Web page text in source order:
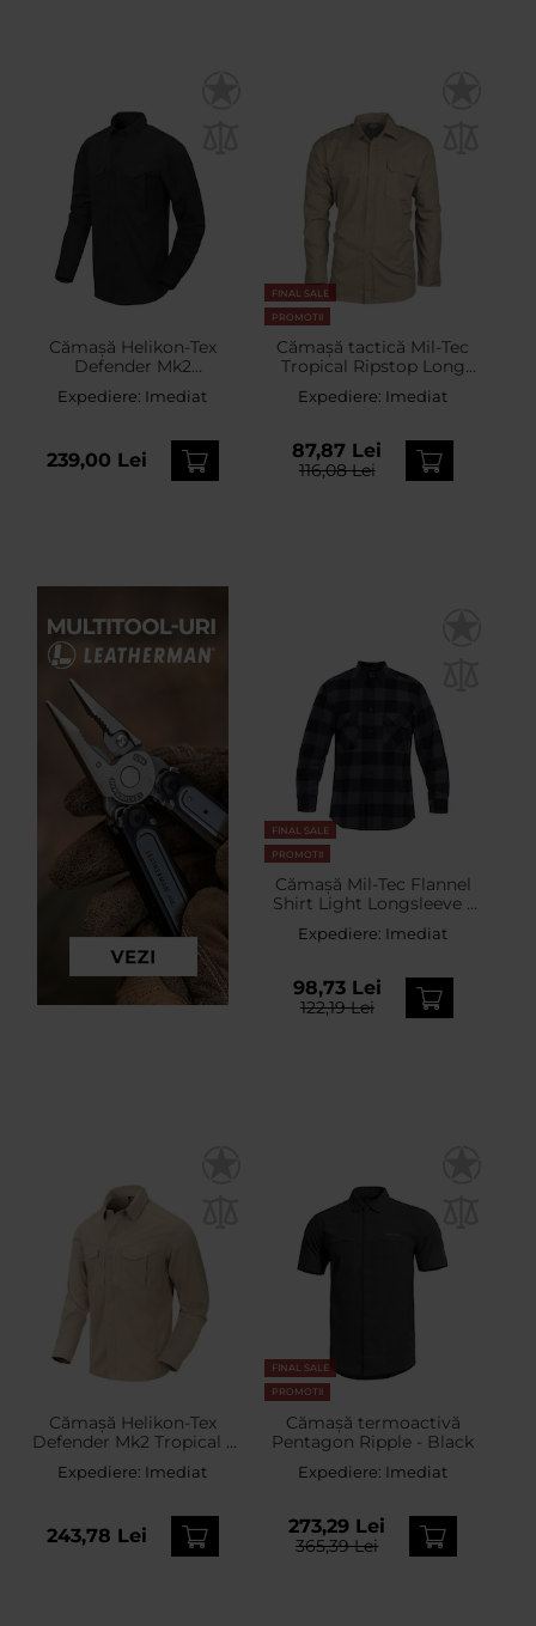
Cămașă Helikon-Tex
Defender Mk2
PolyCotton Ripstop Long
Sleeve - Black
Expediere: Imediat
239,00 Lei
FINAL SALE
PROMOTII
Cămașă tactică Mil-Tec
Tropical Ripstop Long
Sleeve - Kaki
Expediere: Imediat
87,87 Lei
116,08 Lei
FINAL SALE
PROMOTII
Cămașă Mil-Tec Flannel
Shirt Light Longsleeve -
Black/Gray
Expediere: Imediat
98,73 Lei
122,19 Lei
Cămașă Helikon-Tex
Defender Mk2 Tropical -
Silver Mink
Expediere: Imediat
243,78 Lei
FINAL SALE
PROMOTII
Cămașă termoactivă
Pentagon Ripple - Black
Expediere: Imediat
273,29 Lei
365,39 Lei